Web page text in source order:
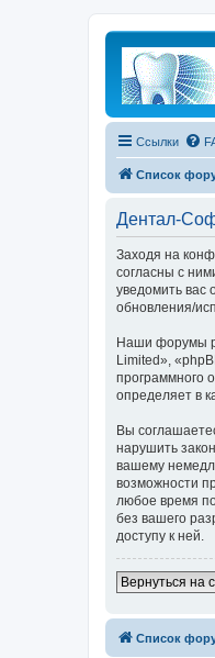
Ссылки
Список
Дентал-
Заходя на
согласны с
уведомить вас
обновления/
Наши форумы
Limited»,
программного
определяет в
Вы
нарушить
вашему
возможности
любое время
без вашего
доступу к ней.
Вернуться на
Список